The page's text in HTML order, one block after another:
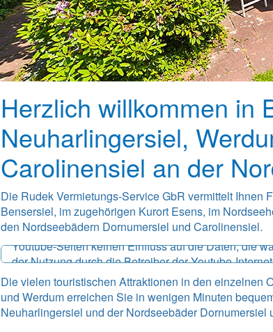
Herzlich willkommen in
Neuharlingersiel,
Carolinensiel an der
Die Rudek Vermietungs-Service GbR vermittelt
Bensersiel, im zugehörigen Kurort Esens, im
den Nordseebädern Dornumersiel und Carolinensiel.
Wenn Sie auf OK klicken, können Sie sich ein
Wir, die Betreiber dieser Internetseiten, haben auf
Youtube-Seiten keinen Einfluss auf die Daten, die
der Nutzung durch die Betreiber der Youtube-
und gespeichert werden. Dies können sowohl
personenbezogenen Daten sein.
Die vielen touristischen Attraktionen in den einzelnen
und Werdum erreichen Sie in wenigen Minuten
Neuharlingersiel und der Nordseebäder